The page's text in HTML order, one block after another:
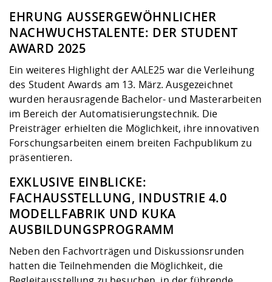
EHRUNG AUSSERGEWÖHNLICHER N
ACHWUCHSTALENTE: DER STUDENT A
WARD 2025
Ein weiteres Highlight der AALE25 war die Verleihung
des Student Awards am 13. März. Ausgezeichnet
wurden herausragende Bachelor- und Masterarbeiten
im Bereich der Automatisierungstechnik. Die
Preisträger erhielten die Möglichkeit, ihre innovativen
Forschungsarbeiten einem breiten Fachpublikum zu
präsentieren.
EXKLUSIVE EINBLICKE:
FACHAUSSTELLUNG, INDUSTRIE 4.0
MODELLFABRIK UND KUKA
AUSBILDUNGSPROGRAMM
Neben den Fachvorträgen und Diskussionsrunden
hatten die Teilnehmenden die Möglichkeit, die